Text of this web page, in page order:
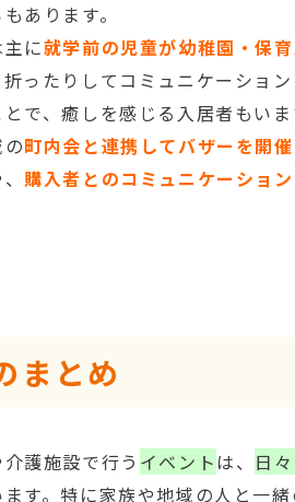
あります。
に就学前の児童が幼稚園・保
折ったりしてコミュニケーショ
で、癒しを感じる入居者もいま
町内会と連携してバザーを開催
、購入者とのコミュニケーショ
まとめ
護施設で行う イベントは、 日
す。特に家族や地域の人と一